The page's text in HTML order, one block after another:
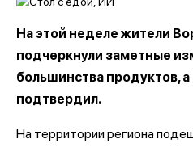
На этой неделе жители
подчеркнули заметные
большинства продуктов,
подтвердил.
На территории региона